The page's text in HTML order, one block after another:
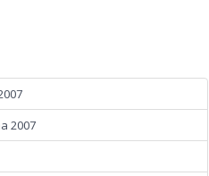
2007